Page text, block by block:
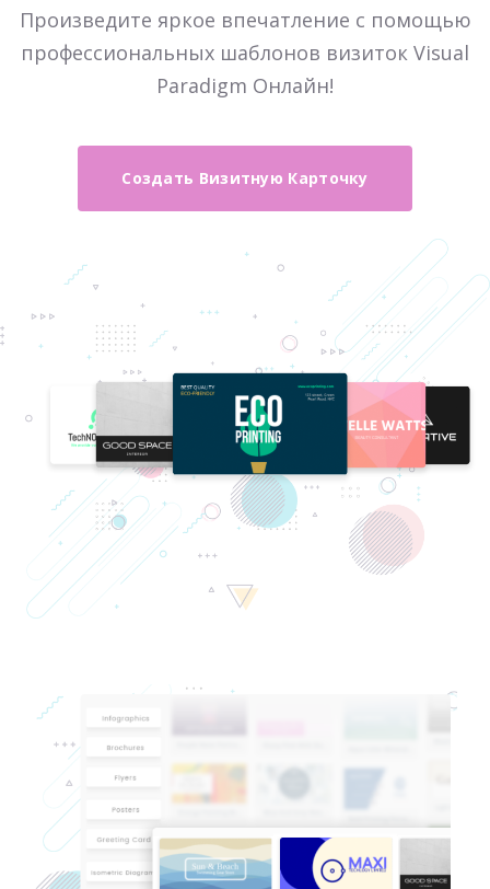
Произведите яркое впечатление с помощью
профессиональных шаблонов визиток Visual
Paradigm Онлайн!
Создать Визитную Карточку